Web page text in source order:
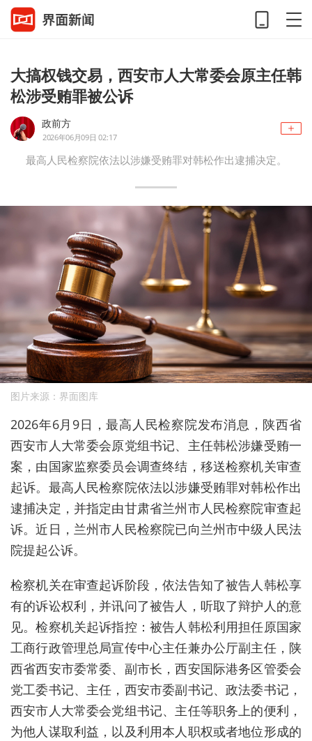
大搞权钱交易，西安市人大常委会原主任韩
松涉受贿罪被公诉
政前方
2026年06月09日 02:17
最高人民检察院依法以涉嫌受贿罪对韩松作出逮捕决定。
图片来源：界面图库
2026年6月9日，最高人民检察院发布消息，陕西省
西安市人大常委会原党组书记、主任韩松涉嫌受贿一
案，由国家监察委员会调查终结，移送检察机关审查
起诉。最高人民检察院依法以涉嫌受贿罪对韩松作出
逮捕决定，并指定由甘肃省兰州市人民检察院审查起
诉。近日，兰州市人民检察院已向兰州市中级人民法
院提起公诉。
检察机关在审查起诉阶段，依法告知了被告人韩松享
有的诉讼权利，并讯问了被告人，听取了辩护人的意
见。检察机关起诉指控：被告人韩松利用担任原国家
工商行政管理总局宣传中心主任兼办公厅副主任，陕
西省西安市委常委、副市长，西安国际港务区管委会
党工委书记、主任，西安市委副书记、政法委书记，
西安市人大常委会党组书记、主任等职务上的便利，
为他人谋取利益，以及利用本人职权或者地位形成的